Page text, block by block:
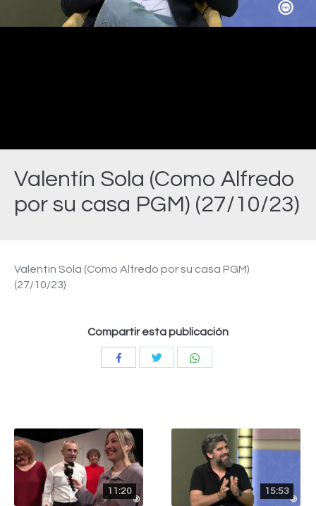
Valentín Sola (Como Alfredo
por su casa PGM) (27/10/23)
Video
Valentín Sola (Como Alfredo por su casa PGM)
(27/10/23)
Compartir esta publicación
CompartirCompartir
11:20 15:53